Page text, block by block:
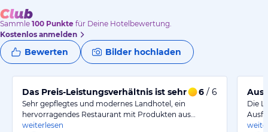
Sammle 100 Punkte für Deine Hotelbewertung.
Kostenlos anmelden
Bewerten Bilder hochladen
Das Preis-Leistungsverhältnis ist sehr gut.
6 / 6
Sehr gepflegtes und modernes Landhotel, ein
hervorragendes Restaurant mit Produkten aus…
weiterlesen
Die